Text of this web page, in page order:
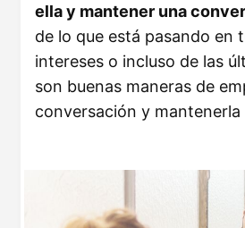
ella y mantener una
de lo que está pasando en
intereses o incluso de las
son buenas maneras de
conversación y